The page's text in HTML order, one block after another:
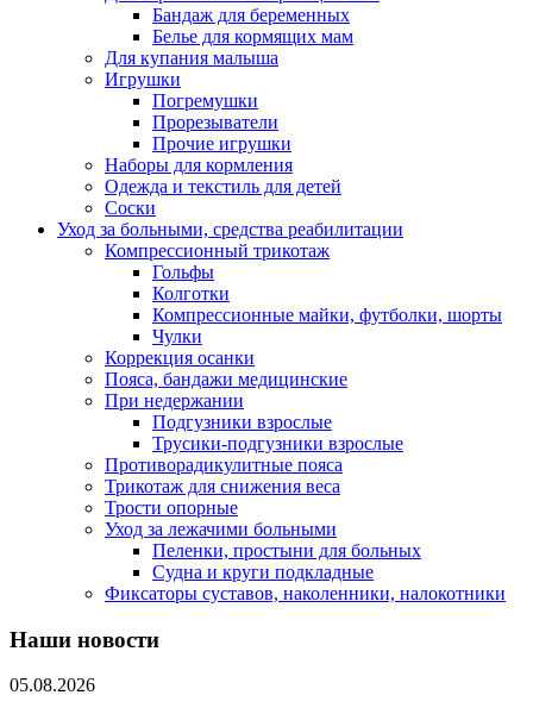
Бандаж для беременных
Белье для кормящих мам
Для купания малыша
Игрушки
Погремушки
Прорезыватели
Прочие игрушки
Наборы для кормления
Одежда и текстиль для детей
Соски
Уход за больными, средства реабилитации
Компрессионный трикотаж
Гольфы
Колготки
Компрессионные майки, футболки, шорты
Чулки
Коррекция осанки
Пояса, бандажи медицинские
При недержании
Подгузники взрослые
Трусики-подгузники взрослые
Противорадикулитные пояса
Трикотаж для снижения веса
Трости опорные
Уход за лежачими больными
Пеленки, простыни для больных
Судна и круги подкладные
Фиксаторы суставов, наколенники, налокотники
Наши новости
05.08.2026